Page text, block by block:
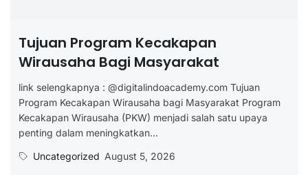
Tujuan Program Kecakapan
Wirausaha Bagi Masyarakat
link selengkapnya : @digitalindoacademy.com Tujuan
Program Kecakapan Wirausaha bagi Masyarakat Program
Kecakapan Wirausaha (PKW) menjadi salah satu upaya
penting dalam meningkatkan...
Uncategorized August 5, 2026